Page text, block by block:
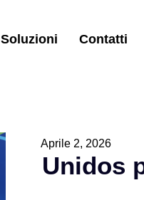
Soluzioni Contatti
Aprile 2, 2026
Unidos